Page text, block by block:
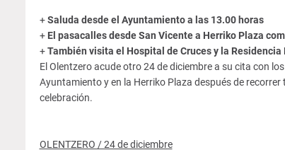
+Saluda desde el Ayuntamiento a las 13.00 horas
+ El pasacalles desde San Vicente a Herriko Plaza
+También visita el Hospital de Cruces y la Residencia
El Olentzero acude otro 24 de diciembre a su cita con
Ayuntamiento y en la Herriko Plaza después de
celebración.
OLENTZERO / 24 de diciembre